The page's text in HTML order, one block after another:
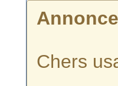
Annonce
Chers